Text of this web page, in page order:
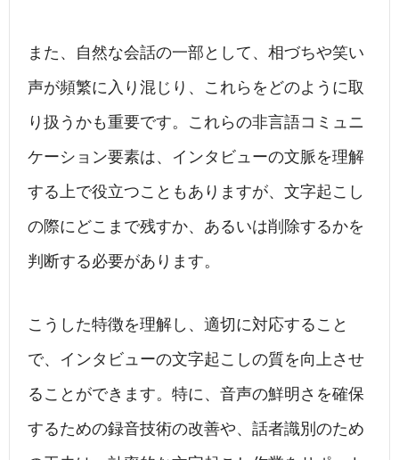
また、自然な会話の一部として、相づちや笑い
声が頻繁に入り混じり、これらをどのように取
り扱うかも重要です。これらの非言語コミュニ
ケーション要素は、インタビューの文脈を理解
する上で役立つこともありますが、文字起こし
の際にどこまで残すか、あるいは削除するかを
判断する必要があります。
こうした特徴を理解し、適切に対応すること
で、インタビューの文字起こしの質を向上させ
ることができます。特に、音声の鮮明さを確保
するための録音技術の改善や、話者識別のため